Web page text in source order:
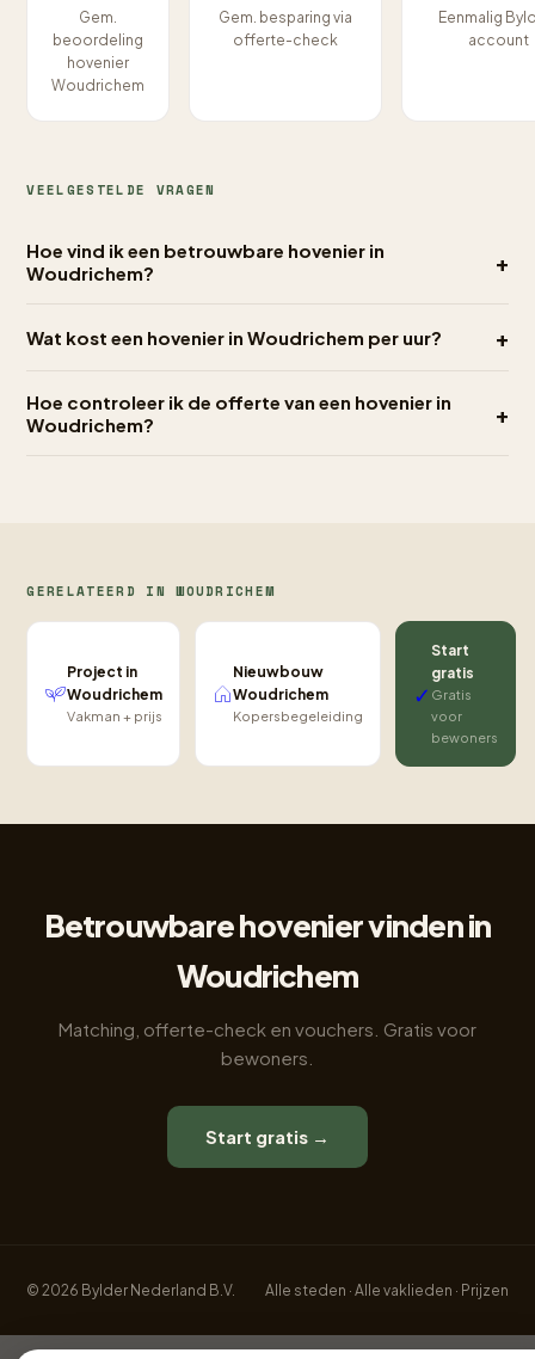
Gem.
beoordeling
hovenier
Woudrichem
Gem. besparing via
offerte-check
Eenmalig
account
VEELGESTELDE VRAGEN
Hoe vind ik een betrouwbare hovenier in
Woudrichem?
+
Wat kost een hovenier in Woudrichem per uur? +
Hoe controleer ik de offerte van een hovenier in
Woudrichem?
+
GERELATEERD IN WOUDRICHEM
Project in
Woudrichem
Vakman + prijs
Nieuwbouw
Woudrichem
Kopersbegeleiding
✓
Start
gratis
Gratis
voor
bewoners
Betrouwbare hovenier vinden in
Woudrichem
Matching, offerte-check en vouchers. Gratis voor
bewoners.
Start gratis →
© 2026 Bylder Nederland B.V. Alle steden · Alle vaklieden · Prijzen